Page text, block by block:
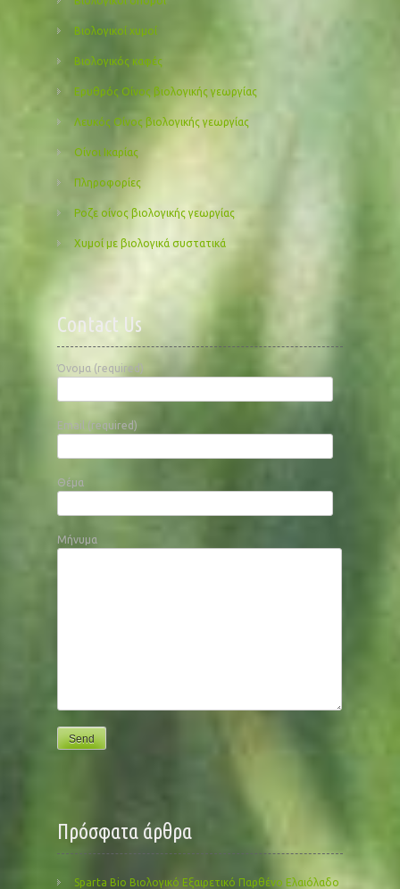
Βιολογικοί χυμοί
Βιολογικός καφές
Ερυθρός Οίνος βιολογικής γεωργίας
Λευκός Οίνος βιολογικής γεωργίας
Οίνοι Ικαρίας
Πληροφορίες
Ροζε οίνος βιολογικής γεωργίας
Χυμοί με βιολογικά συστατικά
Contact Us
Όνομα (required)
Email (required)
Θέμα
Μήνυμα
Πρόσφατα άρθρα
Sparta Bio Βιολογικό Εξαιρετικό Παρθένο Ελαιόλαδο